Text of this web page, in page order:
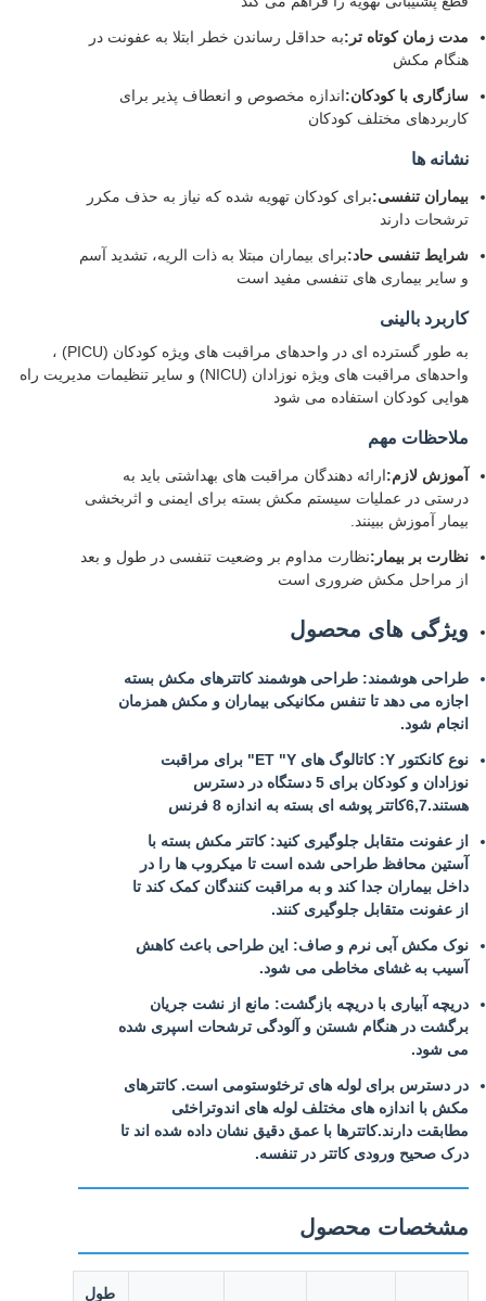
مدت زمان کوتاه تر: به حداقل رساندن خطر ابتلا به عفونت در
هنگام مکش
سازگاری با کودکان:اندازه مخصوص و انعطاف پذیر برای
کاربردهای مختلف کودکان
نشانه ها
بیماران تنفسی:برای کودکان تهویه شده که نیاز به حذف مکرر
ترشحات دارند
شرایط تنفسی حاد:برای بیماران مبتلا به ذات الریه، تشدید آسم
و سایر بیماری های تنفسی مفید است
کاربرد بالینی
به طور گسترده ای در واحدهای مراقبت های ویژه کودکان (PICU) ،
واحدهای مراقبت های ویژه نوزادان (NICU) و سایر تنظیمات مدیریت راه
هوایی کودکان استفاده می شود
ملاحظات مهم
آموزش لازم:ارائه دهندگان مراقبت های بهداشتی باید به
درستی در عملیات سیستم مکش بسته برای ایمنی و اثربخشی
بیمار آموزش ببینند.
نظارت بر بیمار: نظارت مداوم بر وضعیت تنفسی در طول و بعد
از مراحل مکش ضروری است
ویژگی های محصول
طراحی هوشمند: طراحی هوشمند کاتترهای مکش بسته
اجازه می دهد تا تنفس مکانیکی بیماران و مکش همزمان
انجام شود.
نوع کانکتور Y: کاتالوگ های ET "Y" برای مراقبت
نوزادان و کودکان برای 5 دستگاه در دسترس
هستند.6,7کاتتر پوشه ای بسته به اندازه 8 فرنس
از عفونت متقابل جلوگیری کنید: کاتتر مکش بسته با
آستین محافظ طراحی شده است تا میکروب ها را در
داخل بیماران جدا کند و به مراقبت کنندگان کمک کند تا
از عفونت متقابل جلوگیری کنند.
نوک مکش آبی نرم و صاف: این طراحی باعث کاهش
آسیب به غشای مخاطی می شود.
دریچه آبیاری با دریچه بازگشت: مانع از نشت جریان
برگشت در هنگام شستن و آلودگی ترشحات اسپری شده
می شود.
در دسترس برای لوله های ترخئوستومی است. کاتترهای
مکش با اندازه های مختلف لوله های اندوتراخئی
مطابقت دارند.کاتترها با عمق دقیق نشان داده شده اند تا
درک صحیح ورودی کاتتر در تنفسه.
مشخصات محصول
طول